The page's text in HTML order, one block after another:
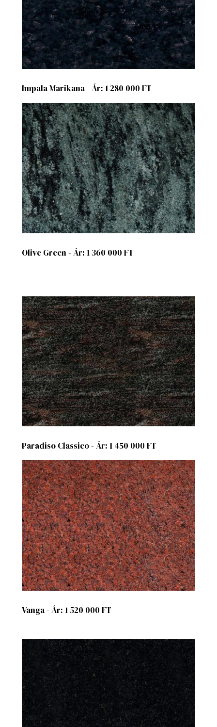
Impala Marikana - Ár: 1 280 000 FT
Olive Green - Ár: 1 360 000 FT
Paradiso Classico - Ár: 1 450 000 FT
Vanga - Ár: 1 520 000 FT